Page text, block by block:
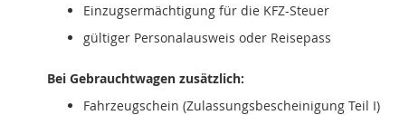
Einzugsermächtigung für die KFZ-Steuer
gültiger Personalausweis oder Reisepass
Bei Gebrauchtwagen zusätzlich:
Fahrzeugschein (Zulassungsbescheinigung Teil I)